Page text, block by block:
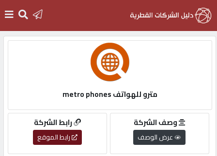
التسجيل
English
مترو للهواتف metro phones
رابط الشركة
رابط الموقع
وصف الشركة
عرض الوصف